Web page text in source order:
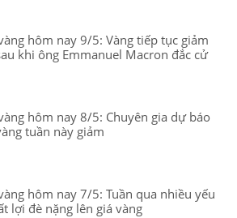
hôm nay 9/5: Vàng tiếp tục giảm
khi ông Emmanuel Macron đắc cử
hôm nay 8/5: Chuyên gia dự báo
tuần này giảm
hôm nay 7/5: Tuần qua nhiều yếu
lợi đè nặng lên giá vàng